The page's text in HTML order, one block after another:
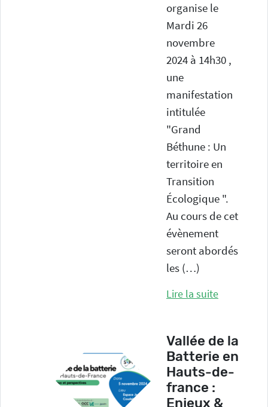
organise le
Mardi 26
novembre
2024 à 14h30 ,
une
manifestation
intitulée
"Grand
Béthune : Un
territoire en
Transition
Écologique ".
Au cours de cet
évènement
seront abordés
les (…)
Lire la suite
Vallée de la
Batterie en
Hauts-de-
france :
Enjeux &